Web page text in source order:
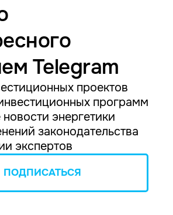
Telegram
проектов
программ
энергетики
законодательства
экспертов
ПОДПИСАТЬСЯ